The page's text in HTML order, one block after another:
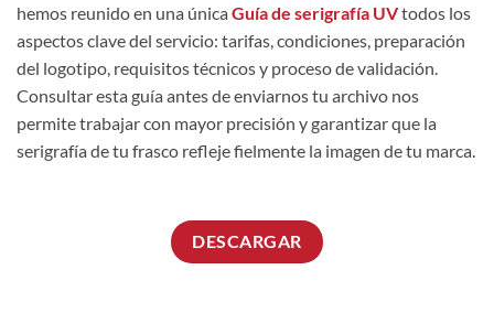
hemos reunido en una únicaGuía de serigrafía UVtodos los
aspectos clave del servicio: tarifas, condiciones, preparación
del logotipo, requisitos técnicos y proceso de validación.
Consultar esta guía antes de enviarnos tu archivo nos
permite trabajar con mayor precisión y garantizar que la
serigrafía de tu frasco refleje fielmente la imagen de tu marca.
DESCARGAR